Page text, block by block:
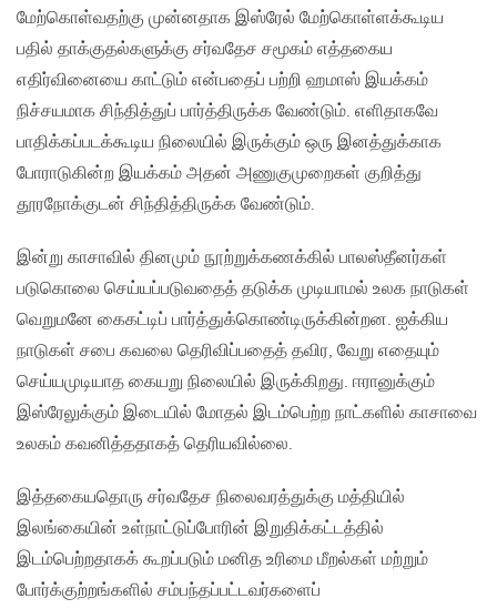
மேற்கொள்வதற்கு முன்னதாக இஸ்ரேல் மேற்கொள்ளக்கூடிய
பதில் தாக்குதல்களுக்கு சர்வதேச சமூகம் எத்தகைய
எதிர்வினையை காட்டும் என்பதைப் பற்றி ஹமாஸ் இயக்கம்
நிச்சயமாக சிந்தித்துப் பார்த்திருக்க வேண்டும். எளிதாகவே
பாதிக்கப்படக்கூடிய நிலையில் இருக்கும் ஒரு இனத்துக்காக
போராடுகின்ற இயக்கம் அதன் அணுகுமுறைகள் குறித்து
தூரநோக்குடன் சிந்தித்திருக்க வேண்டும்.
இன்று காசாவில் தினமும் நூற்றுக்கணக்கில் பாலஸ்தீனர்கள்
படுகொலை செய்யப்படுவதைத் தடுக்க முடியாமல் உலக நாடுகள்
வெறுமனே கைகட்டிப் பார்த்துக்கொண்டிருக்கின்றன. ஐக்கிய
நாடுகள் சபை கவலை தெரிவிப்பதைத் தவிர, வேறு எதையும்
செய்யமுடியாத கையறு நிலையில் இருக்கிறது. ஈரானுக்கும்
இஸ்ரேலுக்கும் இடையில் மோதல் இடம்பெற்ற நாட்களில் காசாவை
உலகம் கவனித்ததாகத் தெரியவில்லை.
இத்தகையதொரு சர்வதேச நிலைவரத்துக்கு மத்தியில்
இலங்கையின் உள்நாட்டுப்போரின் இறுதிக்கட்டத்தில்
இடம்பெற்றதாகக் கூறப்படும் மனித உரிமை மீறல்கள் மற்றும்
போர்க்குற்றங்களில் சம்பந்தப்பட்டவர்களைப்